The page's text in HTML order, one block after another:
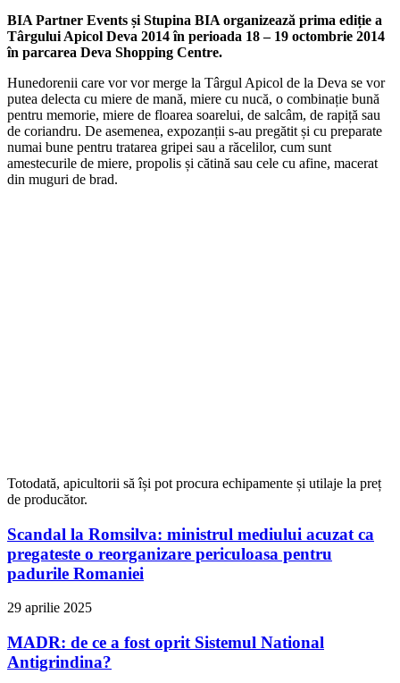
BIA Partner Events și Stupina BIA organizează prima ediție a
Târgului Apicol Deva 2014 în perioada 18 – 19 octombrie 2014
în parcarea Deva Shopping Centre.
Hunedorenii care vor vor merge la Târgul Apicol de la Deva se vor
putea delecta cu miere de mană, miere cu nucă, o combinație bună
pentru memorie, miere de floarea soarelui, de salcâm, de rapiță sau
de coriandru. De asemenea, expozanții s-au pregătit și cu preparate
numai bune pentru tratarea gripei sau a răcelilor, cum sunt
amestecurile de miere, propolis și cătină sau cele cu afine, macerat
din muguri de brad.
Totodată, apicultorii să își pot procura echipamente și utilaje la preț
de producător.
Scandal la Romsilva: ministrul mediului acuzat ca
pregateste o reorganizare periculoasa pentru
padurile Romaniei
29 aprilie 2025
MADR: de ce a fost oprit Sistemul National
Antigrindina?